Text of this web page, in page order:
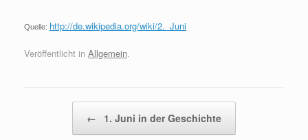
Quelle: http://de.wikipedia.org/wiki/2._Juni
Veröffentlicht in Allgemein.
← 1. Juni in der Geschichte